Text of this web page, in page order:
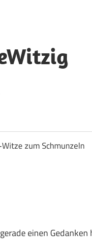
zum Schmunzeln
einen